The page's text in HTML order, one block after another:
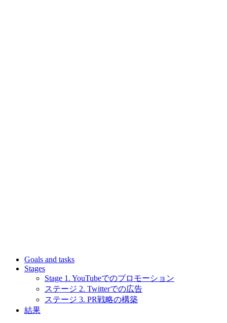
Goals and tasks
Stages
Stage 1. YouTubeでのプロモーション
ステージ 2. Twitterでの広告
ステージ 3. PR戦略の構築
結果